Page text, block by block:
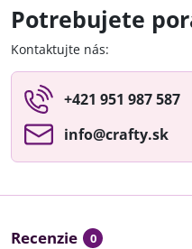
Potrebujete
Kontaktujte nás:
+421 951 987 587
info​@crafty​.sk
Recenzie 0